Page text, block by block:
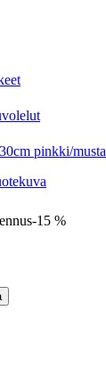
pinkki/musta
-15 %